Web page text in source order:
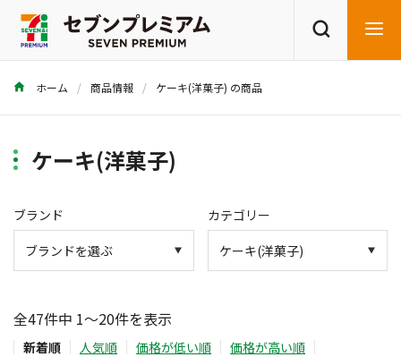
商品を探す
ホーム 商品情報 ケーキ(洋菓子) の商品
ケーキ(洋菓子)
ブランド カテゴリー
全47件中 1～20件を表示
新着順 人気順 価格が低い順 価格が高い順